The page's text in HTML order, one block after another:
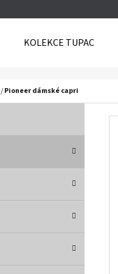
KOLEKCE TUPAC
/Pioneer dámské capri